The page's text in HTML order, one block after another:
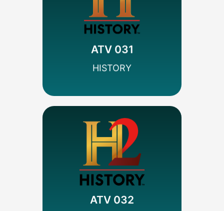
ATV 031
HISTORY
Documental
Codificado
ATV 032
Documental
Codificado
MÁS INFO